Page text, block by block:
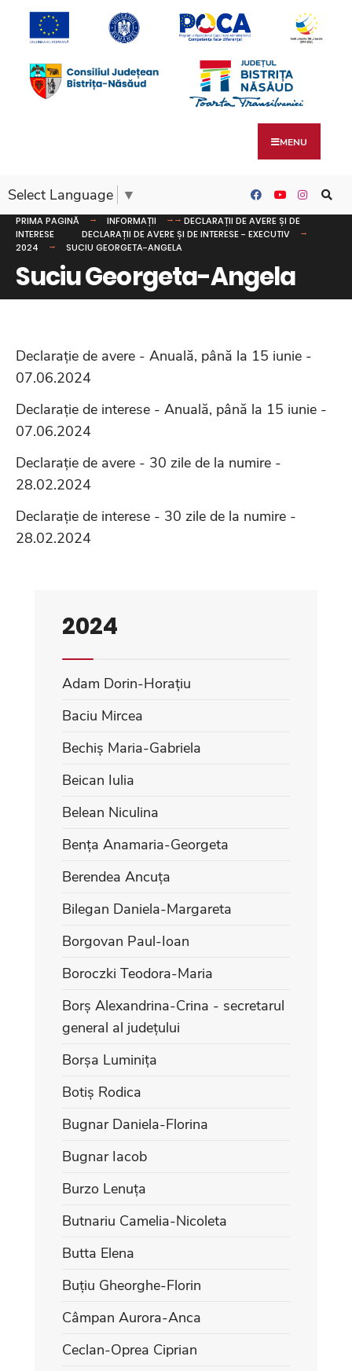
MENU
Select Language ▼
PRIMA PAGINĂ INFORMAȚII
DECLARAȚII DE AVERE ȘI DE
INTERESE
DECLARAȚII DE AVERE ȘI DE INTERESE - EXECUTIV
2024
SUCIU GEORGETA-ANGELA
Suciu Georgeta-Angela
Declarație de avere - Anuală, până la 15 iunie -
07.06.2024
Declarație de interese - Anuală, până la 15 iunie -
07.06.2024
Declarație de avere - 30 zile de la numire -
28.02.2024
Declarație de interese - 30 zile de la numire -
28.02.2024
2024
Adam Dorin-Horațiu
Baciu Mircea
Bechiș Maria-Gabriela
Beican Iulia
Belean Niculina
Bența Anamaria-Georgeta
Berendea Ancuța
Bilegan Daniela-Margareta
Borgovan Paul-Ioan
Boroczki Teodora-Maria
Borș Alexandrina-Crina - secretarul
general al județului
Borșa Luminița
Botiș Rodica
Bugnar Daniela-Florina
Bugnar Iacob
Burzo Lenuța
Butnariu Camelia-Nicoleta
Butta Elena
Buțiu Gheorghe-Florin
Câmpan Aurora-Anca
Ceclan-Oprea Ciprian